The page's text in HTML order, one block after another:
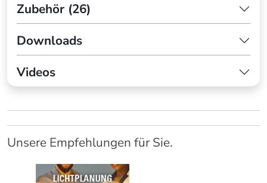
Zubehör (26)
Downloads
Videos
Unsere Empfehlungen für Sie.